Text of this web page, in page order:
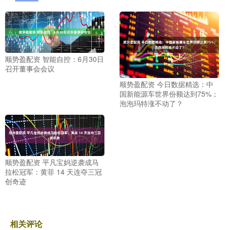
顺势盈配资 智能自控：6月30日
召开董事会会议
顺势盈配资 今日数据精选：中
国新能源车世界份额达到75%；
泡泡玛特涨不动了？
顺势盈配资 平凡宝妈逆袭成马
拉松冠军：黄菲 14 天连夺三冠
创奇迹
相关评论